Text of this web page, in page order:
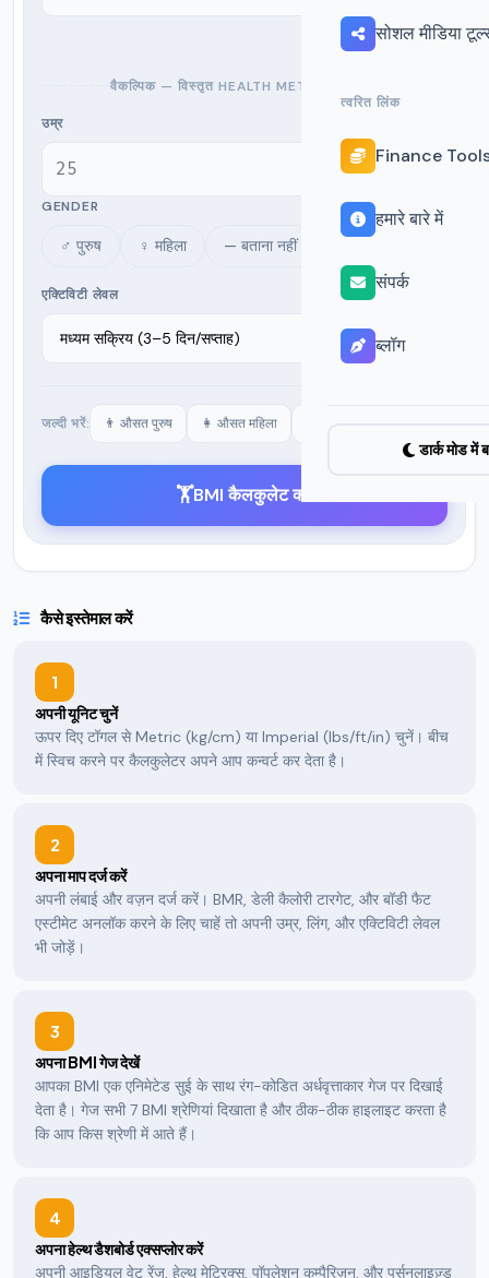
सोशल मीडिया
त्वरित लिंक
Finance
हमारे बारे में
संपर्क
ब्लॉग
डार्क मोड में
वैकल्पिक — विस्तृत HEALTH METRICS के लिए
उम्र
yrs
GENDER
♂ पुरुष ♀ महिला — बताना नहीं चाहते
एक्टिविटी लेवल
जल्दी भरें: 👨 औसत पुरुष 👩 औसत महिला
🏋️BMI कैलकुलेट करें
कैसे इस्तेमाल करें
1
अपनी यूनिट चुनें
ऊपर दिए टॉगल से Metric (kg/cm) या Imperial (lbs/ft/in) चुनें। बीच
में स्विच करने पर कैलकुलेटर अपने आप कन्वर्ट कर देता है।
2
अपना माप दर्ज करें
अपनी लंबाई और वज़न दर्ज करें। BMR, डेली कैलोरी टारगेट, और बॉडी फैट
एस्टीमेट अनलॉक करने के लिए चाहें तो अपनी उम्र, लिंग, और एक्टिविटी लेवल
भी जोड़ें।
3
अपना BMI गेज देखें
आपका BMI एक एनिमेटेड सुई के साथ रंग-कोडित अर्धवृत्ताकार गेज पर दिखाई
देता है। गेज सभी 7 BMI श्रेणियां दिखाता है और ठीक-ठीक हाइलाइट करता है
कि आप किस श्रेणी में आते हैं।
4
अपना हेल्थ डैशबोर्ड एक्सप्लोर करें
अपनी आइडियल वेट रेंज, हेल्थ मेट्रिक्स, पॉपुलेशन कम्पैरिज़न, और पर्सनलाइज़्ड